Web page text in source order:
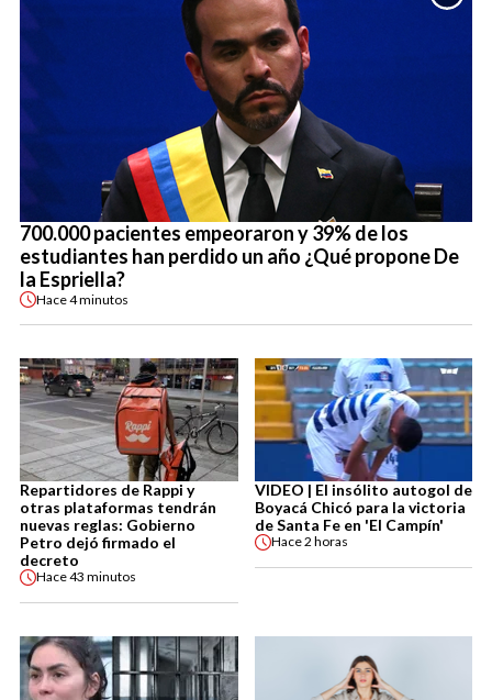
700.000 pacientes empeoraron y 39% de los
estudiantes han perdido un año ¿Qué propone De
la Espriella?
Hace4 minutos
Repartidores de Rappi y
otras plataformas tendrán
nuevas reglas: Gobierno
Petro dejó firmado el
decreto
Hace43 minutos
VIDEO | El insólito autogol de
Boyacá Chicó para la victoria
de Santa Fe en 'El Campín'
Hace2 horas